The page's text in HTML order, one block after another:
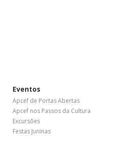
Eventos
Apcef de Portas Abertas
Apcef nos Passos da Cultura
Excursões
Festas Juninas